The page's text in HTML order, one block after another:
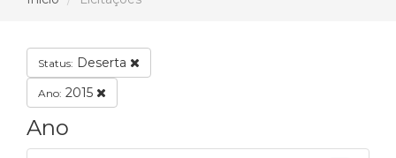
Status: Deserta
Ano: 2015
Ano